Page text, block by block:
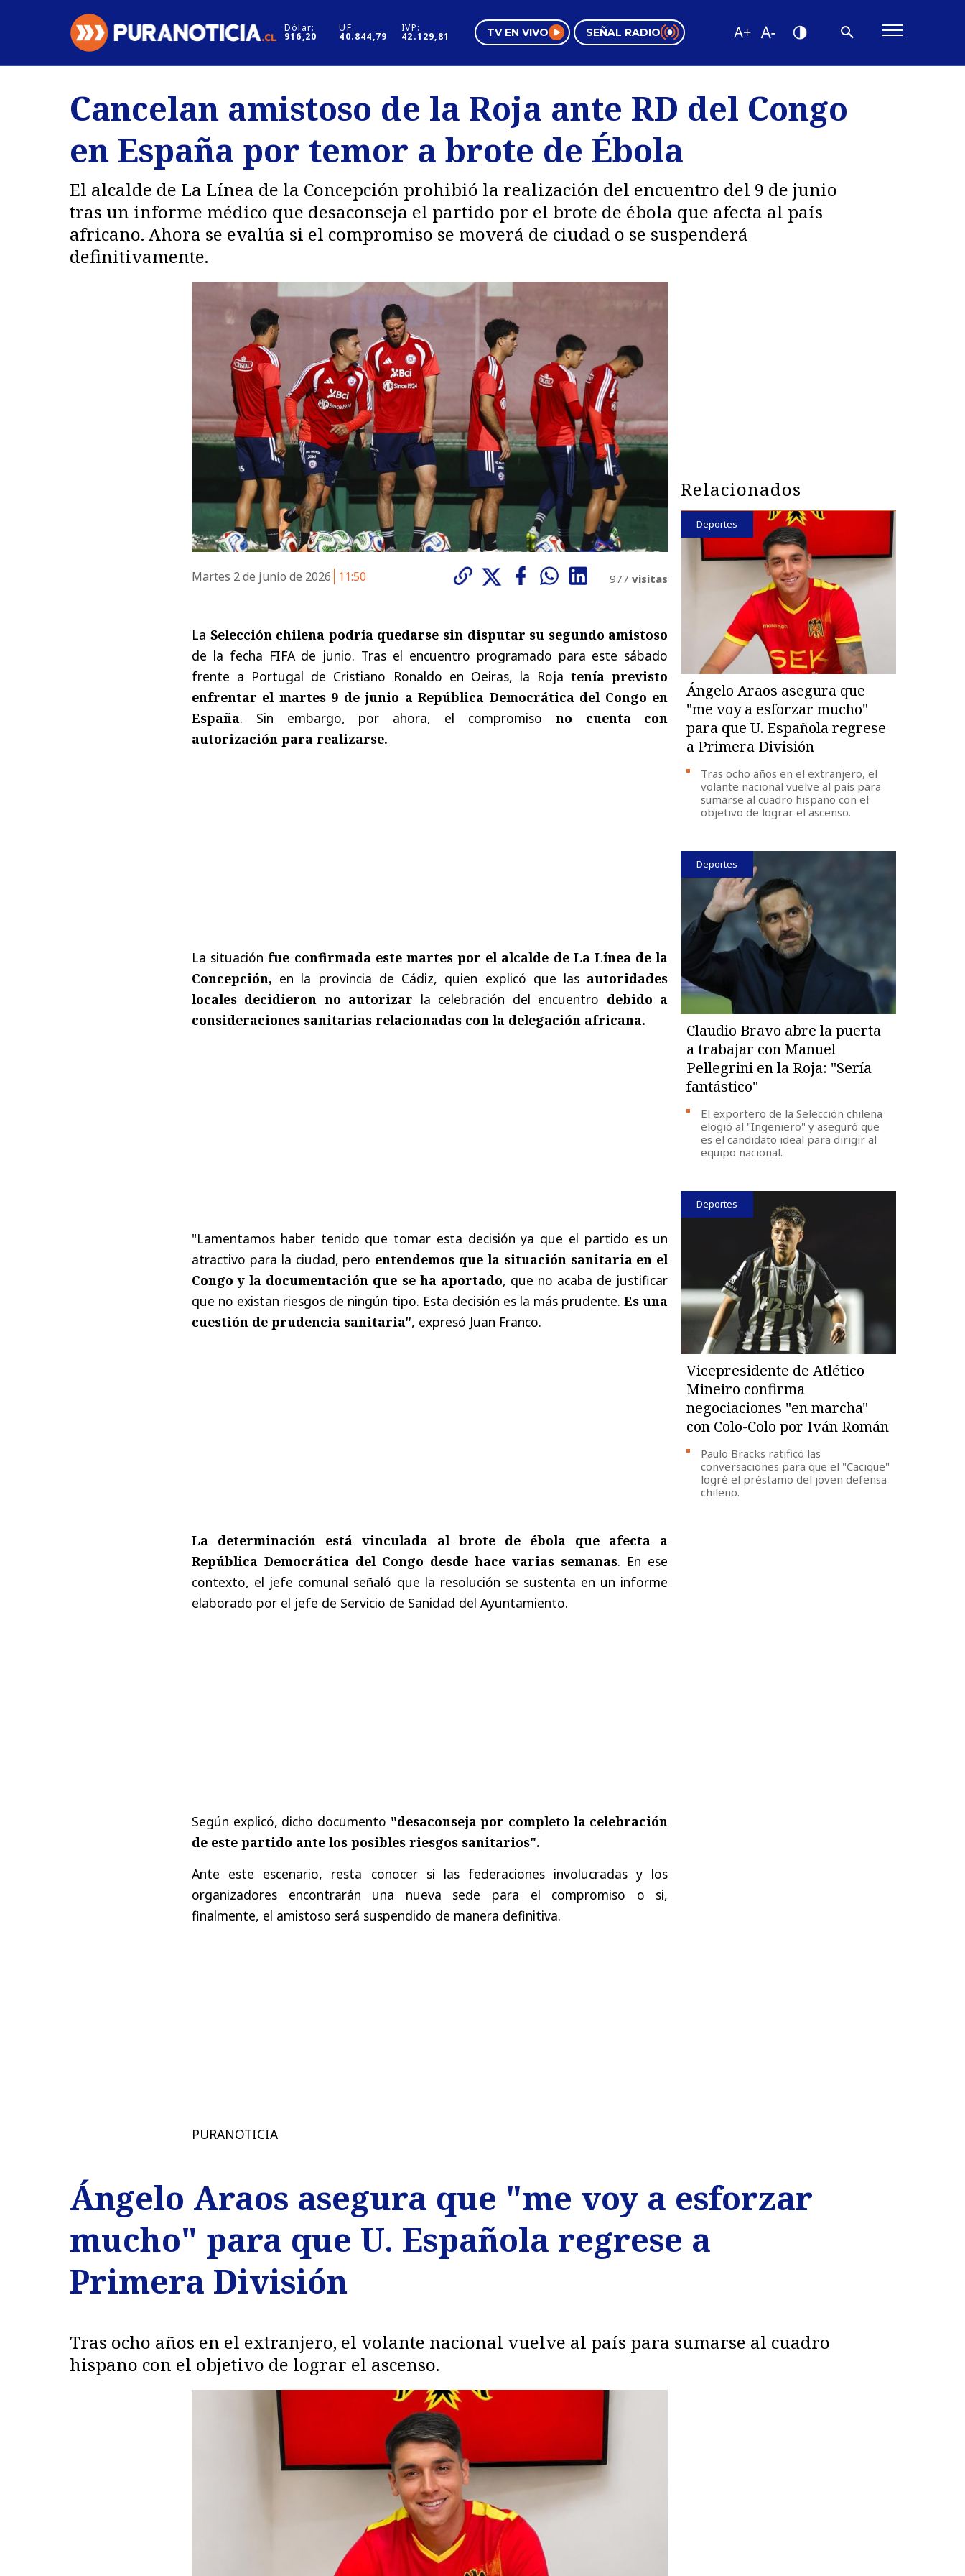
Dólar:
916,20
UF:
40.844,79
IVP:
42.129,81 TV EN VIVO SEÑAL RADIO
Regiones
Deportes
Internacional
Motores
Negocios
Pura Mujer
Tendencias
Videos
Cancelan amistoso de la Roja ante RD del Congo
en España por temor a brote de Ébola
El alcalde de La Línea de la Concepción prohibió la realización del encuentro del 9 de junio
tras un informe médico que desaconseja el partido por el brote de ébola que afecta al país
africano. Ahora se evalúa si el compromiso se moverá de ciudad o se suspenderá
definitivamente.
Martes 2 de junio de 2026 11:50 977 visitas
La Selección chilena podría quedarse sin disputar su segundo amistoso
de la fecha FIFA de junio. Tras el encuentro programado para este sábado
frente a Portugal de Cristiano Ronaldo en Oeiras, la Rojatenía previsto
enfrentar el martes 9 de junio a República Democrática del Congo en
España. Sin embargo, por ahora, el compromiso no cuenta con
autorización para realizarse.
La situación fue confirmada este martes por el alcalde de La Línea de la
Concepción, en la provincia de Cádiz, quien explicó que las autoridades
locales decidieron no autorizar la celebración del encuentro debido a
consideraciones sanitarias relacionadas con la delegación africana.
"Lamentamos haber tenido que tomar esta decisión ya que el partido es un
atractivo para la ciudad, pero entendemos que la situación sanitaria en el
Congo y la documentación que se ha aportado, que no acaba de justificar
que no existan riesgos de ningún tipo. Esta decisión es la más prudente.Es una
cuestión de prudencia sanitaria", expresó Juan Franco.
La determinación está vinculada al brote de ébola que afecta a
República Democrática del Congo desde hace varias semanas. En ese
contexto, el jefe comunal señaló que la resolución se sustenta en un informe
elaborado por el jefe de Servicio de Sanidad del Ayuntamiento.
Según explicó, dicho documento "desaconseja por completo la celebración
de este partido ante los posibles riesgos sanitarios".
Ante este escenario, resta conocer si las federaciones involucradas y los
organizadores encontrarán una nueva sede para el compromiso o si,
finalmente, el amistoso será suspendido de manera definitiva.
PURANOTICIA
Relacionados
Deportes
Ángelo Araos asegura que
"me voy a esforzar mucho"
para que U. Española regrese
a Primera División
Tras ocho años en el extranjero, el
volante nacional vuelve al país para
sumarse al cuadro hispano con el
objetivo de lograr el ascenso.
Deportes
Claudio Bravo abre la puerta
a trabajar con Manuel
Pellegrini en la Roja: "Sería
fantástico"
El exportero de la Selección chilena
elogió al "Ingeniero" y aseguró que
es el candidato ideal para dirigir al
equipo nacional.
Deportes
Vicepresidente de Atlético
Mineiro confirma
negociaciones "en marcha"
con Colo-Colo por Iván Román
Paulo Bracks ratificó las
conversaciones para que el "Cacique"
logré el préstamo del joven defensa
chileno.
Ángelo Araos asegura que "me voy a esforzar
mucho" para que U. Española regrese a
Primera División
Tras ocho años en el extranjero, el volante nacional vuelve al país para sumarse al cuadro
hispano con el objetivo de lograr el ascenso.